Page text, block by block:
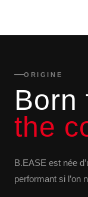
ORIGINE
Born
the
B.EASE est née
performant si l’on